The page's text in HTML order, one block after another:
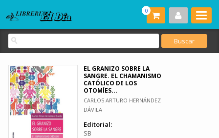
0
EL GRANIZO SOBRE LA
SANGRE. EL CHAMANISMO
CATÓLICO DE LOS
OTOMÍES...
CARLOS ARTURO HERNÁNDEZ
DÁVILA
Editorial:
SB